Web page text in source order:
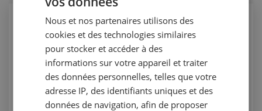
Production animale
Une gestion des coûts bien maîtrisée
Production animale
VERS L'ARTICLE
Nous et nos partenaires utilisons des
cookies et des technologies similaires
pour stocker et accéder à des
informations sur votre appareil et traiter
des données personnelles, telles que votre
adresse IP, des identifiants uniques et des
données de navigation, afin de proposer